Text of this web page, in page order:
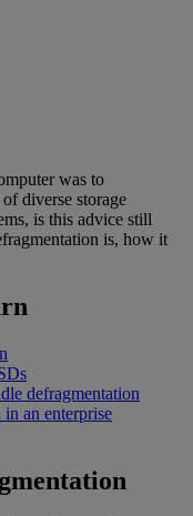
was to
diverse storage
is this advice still
is, how it
defragmentation
an enterprise